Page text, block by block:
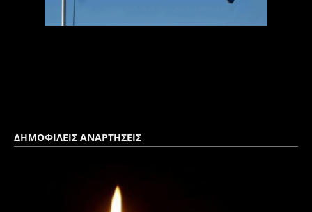
ΔΗΜΟΦΙΛΕΙΣ ΑΝΑΡΤΗΣΕΙΣ